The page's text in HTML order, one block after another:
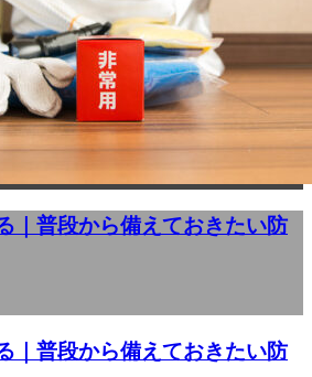
｜普段から備えておきたい防
｜普段から備えておきたい防